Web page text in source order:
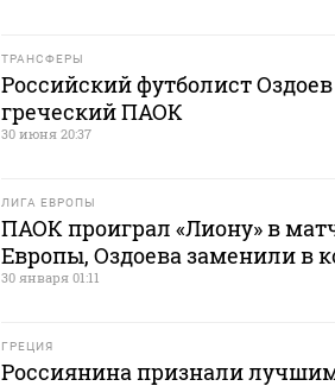
ТРАНСФЕРЫ
Российский футболист
греческий ПАОК
30 июня 20:37
ЛИГА ЕВРОПЫ
ПАОК проиграл «Лиону» в
Европы, Оздоева заменили в
30 января 01:11
ГРЕЦИЯ
Россиянина признали